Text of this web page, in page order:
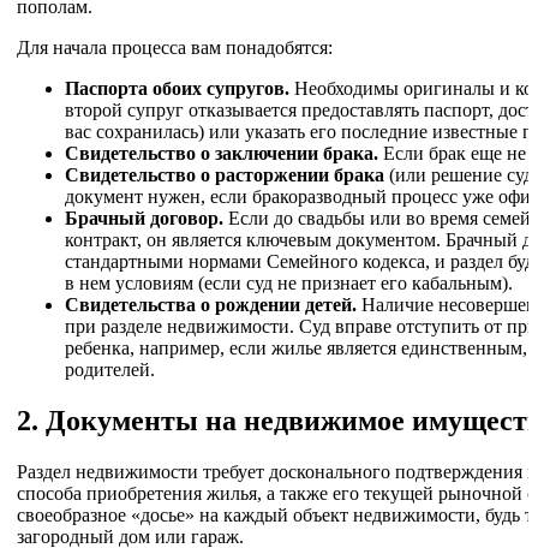
пополам.
Для начала процесса вам понадобятся:
Паспорта обоих супругов. Необходимы оригиналы и
второй супруг отказывается предоставлять паспорт,
вас сохранилась) или указать его последние известные
Свидетельство о заключении брака. Если брак еще не
Свидетельство о расторжении брака (или решение
документ нужен, если бракоразводный процесс уже
Брачный договор. Если до свадьбы или во время
контракт, он является ключевым документом. Брачный
стандартными нормами Семейного кодекса, и раздел
в нем условиям (если суд не признает его кабальным).
Свидетельства о рождении детей. Наличие
при разделе недвижимости. Суд вправе отступить от
ребенка, например, если жилье является единственным,
родителей.
2. Документы на недвижимое
Раздел недвижимости требует досконального подтверждения
способа приобретения жилья, а также его текущей рыночной
своеобразное «досье» на каждый объект недвижимости, будь
загородный дом или гараж.